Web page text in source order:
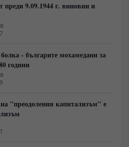
преди 9.09.1944 г. виновни и
- българите мохамедани за
години
"преодоления капитализъм" е